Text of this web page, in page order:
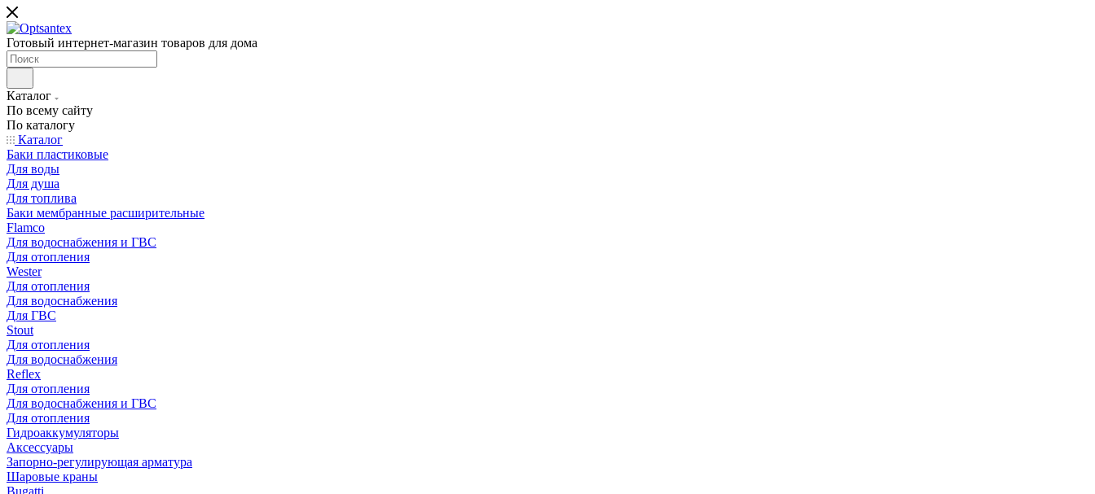
Готовый интернет-магазин товаров для дома
Каталог
По всему сайту
По каталогу
Каталог
Баки пластиковые
Для воды
Для душа
Для топлива
Баки мембранные расширительные
Flamco
Для водоснабжения и ГВС
Для отопления
Wester
Для отопления
Для водоснабжения
Для ГВС
Stout
Для отопления
Для водоснабжения
Reflex
Для отопления
Для водоснабжения и ГВС
Для отопления
Гидроаккумуляторы
Аксессуары
Запорно-регулирующая арматура
Шаровые краны
Bugatti